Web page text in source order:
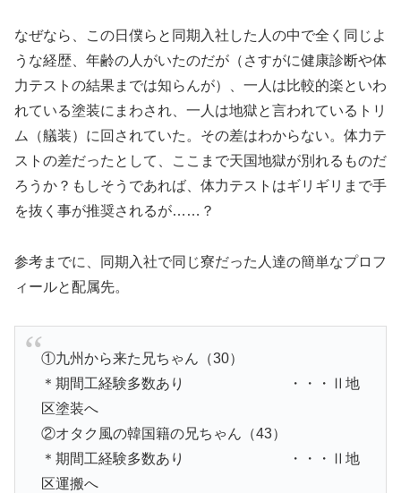
なぜなら、この日僕らと同期入社した人の中で全く同じよ
うな経歴、年齢の人がいたのだが（さすがに健康診断や体
力テストの結果までは知らんが）、一人は比較的楽といわ
れている塗装にまわされ、一人は地獄と言われているトリ
ム（艤装）に回されていた。その差はわからない。体力テ
ストの差だったとして、ここまで天国地獄が別れるものだ
ろうか？もしそうであれば、体力テストはギリギリまで手
を抜く事が推奨されるが……？
参考までに、同期入社で同じ寮だった人達の簡単なプロフ
ィールと配属先。
①九州から来た兄ちゃん（30）
＊期間工経験多数あり ・・・Ⅱ地
区塗装へ
②オタク風の韓国籍の兄ちゃん（43）
＊期間工経験多数あり ・・・Ⅱ地
区運搬へ